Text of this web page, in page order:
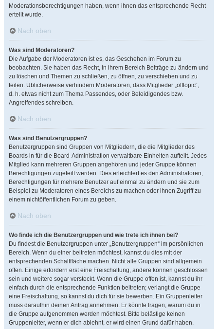
Moderationsberechtigungen haben, wenn ihnen das entsprechende Recht
erteilt wurde.
Nach oben
Was sind Moderatoren?
Die Aufgabe der Moderatoren ist es, das Geschehen im Forum zu
beobachten. Sie haben das Recht, in ihrem Bereich Beiträge zu ändern und
zu löschen und Themen zu schließen, zu öffnen, zu verschieben und zu
teilen. Üblicherweise verhindern Moderatoren, dass Mitglieder „offtopic“,
d. h. etwas nicht zum Thema Passendes, oder Beleidigendes bzw.
Angreifendes schreiben.
Nach oben
Was sind Benutzergruppen?
Benutzergruppen sind Gruppen von Mitgliedern, die die Mitglieder des
Boards in für die Board-Administration verwaltbare Einheiten aufteilt. Jedes
Mitglied kann mehreren Gruppen angehören und jeder Gruppe können
Berechtigungen zugeteilt werden. Dies erleichtert es den Administratoren,
Berechtigungen für mehrere Benutzer auf einmal zu ändern und sie zum
Beispiel zu Moderatoren eines Bereichs zu machen oder ihnen Zugriff zu
einem nichtöffentlichen Forum zu geben.
Nach oben
Wo finde ich die Benutzergruppen und wie trete ich ihnen bei?
Du findest die Benutzergruppen unter „Benutzergruppen“ im persönlichen
Bereich. Wenn du einer beitreten möchtest, kannst du dies mit der
entsprechenden Schaltfläche machen. Nicht alle Gruppen sind allgemein
offen. Einige erfordern erst eine Freischaltung, andere können geschlossen
sein und weitere sogar versteckt. Wenn die Gruppe offen ist, kannst du ihr
einfach durch die entsprechende Funktion beitreten; verlangt die Gruppe
eine Freischaltung, so kannst du dich für sie bewerben. Ein Gruppenleiter
muss daraufhin deinen Antrag annehmen. Er könnte fragen, warum du in
die Gruppe aufgenommen werden möchtest. Bitte belästige keinen
Gruppenleiter, wenn er dich ablehnt, er wird einen Grund dafür haben.